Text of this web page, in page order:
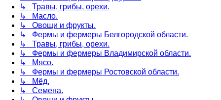
↳ Травы, грибы, орехи.
↳ Масло.
↳ Овощи и фрукты.
↳ Фермы и фермеры Белгородской области.
↳ Травы, грибы, орехи.
↳ Фермы и фермеры Владимирской области.
↳ Мясо.
↳ Фермы и фермеры Ростовской области.
↳ Мёд.
↳ Семена.